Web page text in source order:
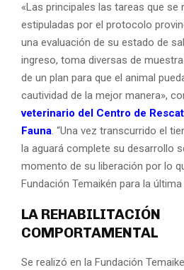
«Las principales las tareas que se
estipuladas por el protocolo
una evaluación de su estado de
ingreso, toma diversas de
de un plan para que el animal
cautividad de la mejor manera»,
veterinario del Centro de
Fauna. “Una vez transcurrido el
la aguará complete su desarrollo
momento de su liberación por lo
Fundación Temaikén para la última
LA REHABILITACIÓN
COMPORTAMENTAL
Se realizó en la Fundación